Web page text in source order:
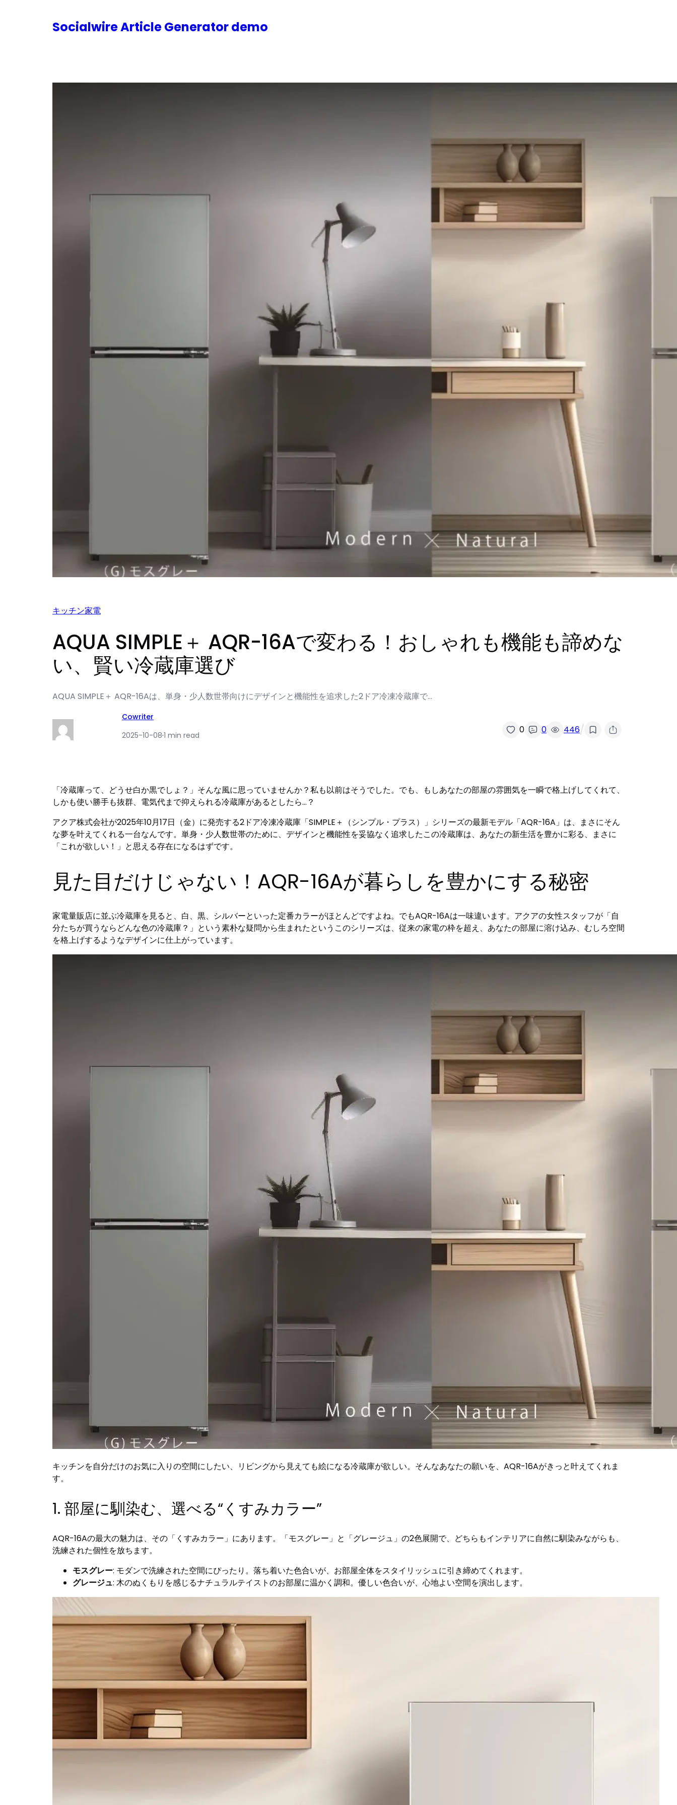
Socialwire Article Generator demo
キッチン家電
AQUA SIMPLE＋ AQR-16Aで変わる！おしゃれも機能も諦めな
い、賢い冷蔵庫選び
AQUA SIMPLE＋ AQR-16Aは、単身・少人数世帯向けにデザインと機能性を追求した2ドア冷凍冷蔵庫で…
Cowriter
2025-10-08·1 min read 0 0 446/
「冷蔵庫って、どうせ白か黒でしょ？」そんな風に思っていませんか？私も以前はそうでした。でも、もしあなたの部屋の雰囲気を一瞬で格上げしてくれて、
しかも使い勝手も抜群、電気代まで抑えられる冷蔵庫があるとしたら…？
アクア株式会社が2025年10月17日（金）に発売する2ドア冷凍冷蔵庫「SIMPLE＋（シンプル・プラス）」シリーズの最新モデル「AQR-16A」は、まさにそん
な夢を叶えてくれる一台なんです。単身・少人数世帯のために、デザインと機能性を妥協なく追求したこの冷蔵庫は、あなたの新生活を豊かに彩る、まさに
「これが欲しい！」と思える存在になるはずです。
見た目だけじゃない！AQR-16Aが暮らしを豊かにする秘密
家電量販店に並ぶ冷蔵庫を見ると、白、黒、シルバーといった定番カラーがほとんどですよね。でもAQR-16Aは一味違います。アクアの女性スタッフが「自
分たちが買うならどんな色の冷蔵庫？」という素朴な疑問から生まれたというこのシリーズは、従来の家電の枠を超え、あなたの部屋に溶け込み、むしろ空間
を格上げするようなデザインに仕上がっています。
キッチンを自分だけのお気に入りの空間にしたい、リビングから見えても絵になる冷蔵庫が欲しい。そんなあなたの願いを、AQR-16Aがきっと叶えてくれま
す。
1. 部屋に馴染む、選べる“くすみカラー”
AQR-16Aの最大の魅力は、その「くすみカラー」にあります。「モスグレー」と「グレージュ」の2色展開で、どちらもインテリアに自然に馴染みながらも、
洗練された個性を放ちます。
モスグレー: モダンで洗練された空間にぴったり。落ち着いた色合いが、お部屋全体をスタイリッシュに引き締めてくれます。
グレージュ: 木のぬくもりを感じるナチュラルテイストのお部屋に温かく調和。優しい色合いが、心地よい空間を演出します。